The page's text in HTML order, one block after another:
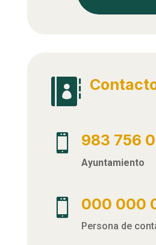

 983 756
Ayuntamiento
 000 000
Persona de